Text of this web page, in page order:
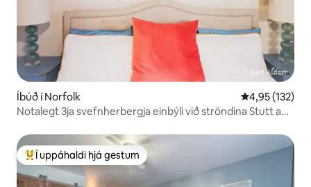
Íbúð í Norfolk 4,95 af 5 í
4,95 (132)
Notalegt 3ja svefnherbergja einbýli við ströndina Stutt að
Í mestu uppáhaldi hjá gestum
Í uppáhaldi hjá gestum